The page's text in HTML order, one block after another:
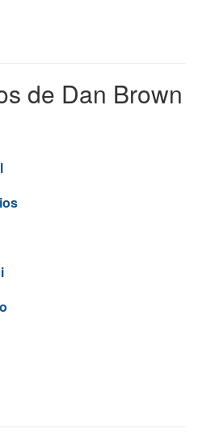
de Dan Brown